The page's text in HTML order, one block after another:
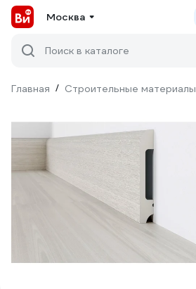
Москва
Поиск в каталоге
Главная / Строительные материалы